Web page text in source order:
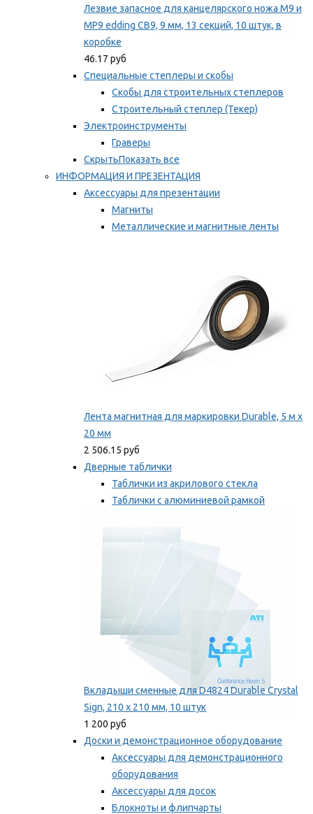
Лезвие запасное для канцелярского ножа M9 и
MP9 edding CB9, 9 мм, 13 секций, 10 штук, в
коробке
46.17 руб
Специальные степлеры и скобы
Скобы для строительных степлеров
Строительный степлер (Текер)
Электроинструменты
Граверы
СкрытьПоказать все
ИНФОРМАЦИЯ И ПРЕЗЕНТАЦИЯ
Аксессуары для презентации
Магниты
Металлические и магнитные ленты
Лента магнитная для маркировки Durable, 5 м х
20 мм
2 506.15 руб
Дверные таблички
Таблички из акрилового стекла
Таблички с алюминиевой рамкой
Вкладыши сменные для D4824 Durable Crystal
Sign, 210 x 210 мм, 10 штук
1 200 руб
Доски и демонстрационное оборудование
Аксессуары для демонстрационного
оборудования
Аксессуары для досок
Блокноты и флипчарты